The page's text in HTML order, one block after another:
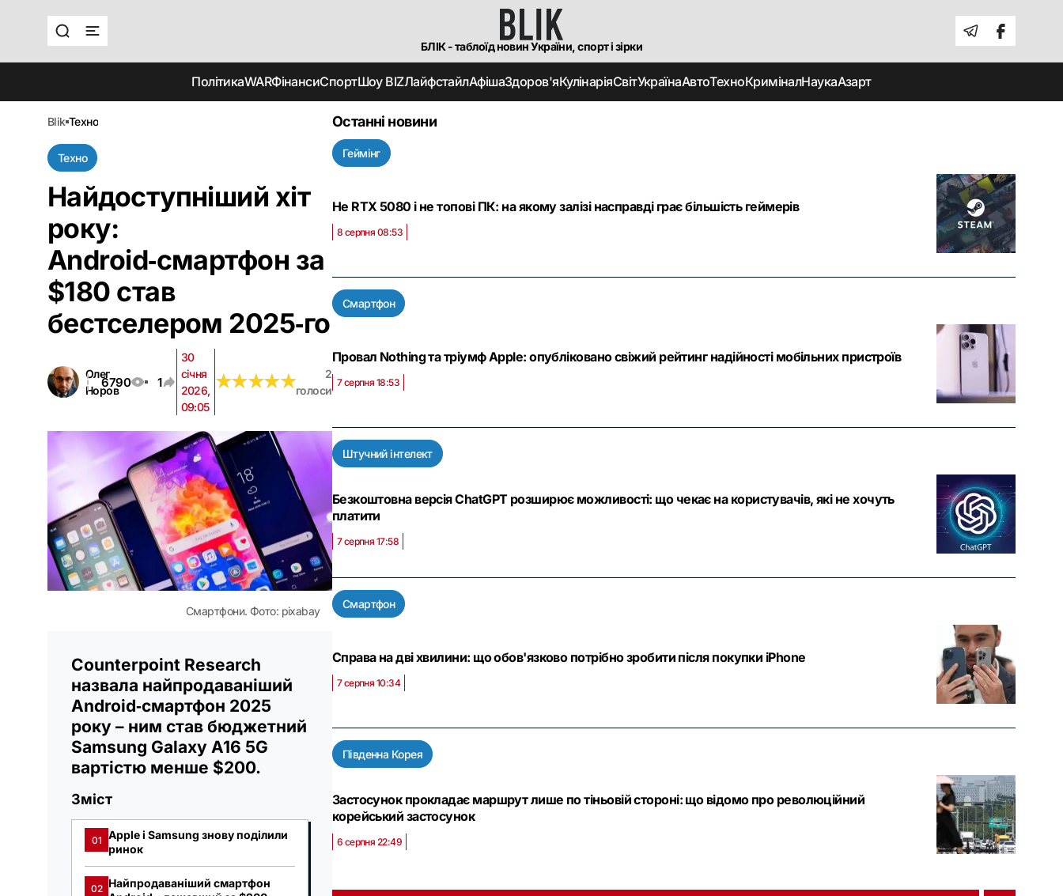
БЛІК - таблоїд новин України, спорт і зірки
ПолітикаWARФінансиСпортШоу BIZЛайфстайлАфішаЗдоров'яКулінаріяСвітУкраїнаАвтоТехноКриміналНаукаАзарт
blik техно
Техно
Найдоступніший хіт
року:
Android‑смартфон за
$180 став
бестселером 2025‑го
Олег
Норов
6790 1
30
січня
2026,
09:05
★★★★★
★★★★★
2
голоси
Смартфони. Фото: pixabay
Counterpoint Research
назвала найпродаваніший
Android‑смартфон 2025
року – ним став бюджетний
Samsung Galaxy A16 5G
вартістю менше $200.
Зміст
01 Apple і Samsung знову поділили
ринок
02 Найпродаваніший смартфон
Останні новини
Геймінг
Не RTX 5080 і не топові ПК: на якому залізі насправді грає більшість геймерів
8 серпня 08:53
Смартфон
Провал Nothing та тріумф Apple: опубліковано свіжий рейтинг надійності мобільних пристроїв
7 серпня 18:53
Штучний інтелект
Безкоштовна версія ChatGPT розширює можливості: що чекає на користувачів, які не хочуть
платити
7 серпня 17:58
Смартфон
Справа на дві хвилини: що обов'язково потрібно зробити після покупки iPhone
7 серпня 10:34
Південна Корея
Застосунок прокладає маршрут лише по тіньовій стороні: що відомо про революційний
корейський застосунок
6 серпня 22:49